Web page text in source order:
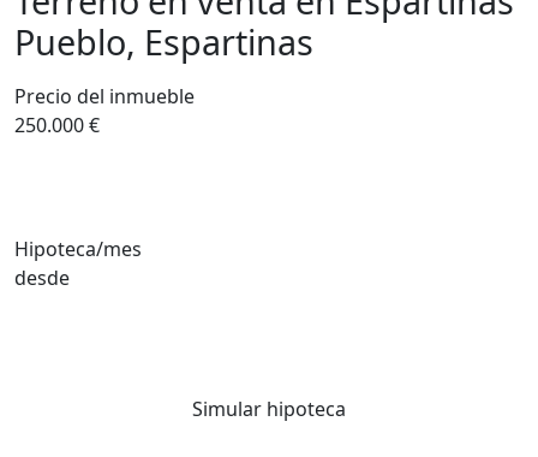
Pueblo, Espartinas
Precio del inmueble
250.000 €
Hipoteca/mes
desde
Simular hipoteca